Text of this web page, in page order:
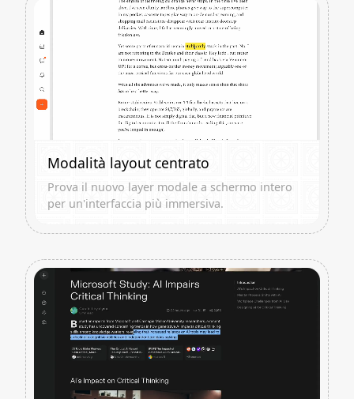
Modalità layout centrato
Prova il nuovo layer modale a schermo intero
per un'interfaccia più immersiva.